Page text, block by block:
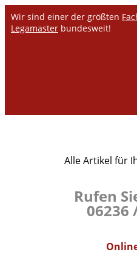
Wir sind einer der größten
Legamaster bundesweit!
Alle Artikel für
Rufen
06236